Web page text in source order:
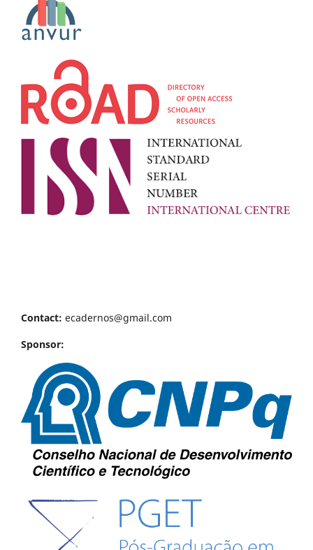
Contact: ecadernos@gmail.com
Sponsor: